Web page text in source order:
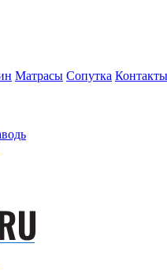
Матрасы Сопутка Контакты